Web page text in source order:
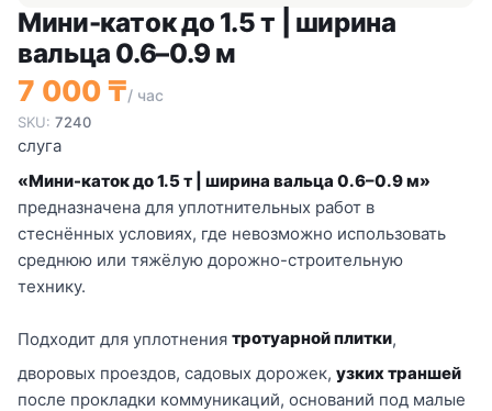
Мини-каток до 1.5 т | ширина
вальца 0.6–0.9 м
7 000 ₸/ час
SKU: 7240
слуга
«Мини-каток до 1.5 т | ширина вальца 0.6–0.9 м»
предназначена для уплотнительных работ в
стеснённых условиях, где невозможно использовать
среднюю или тяжёлую дорожно-строительную
технику.
Подходит для уплотнения тротуарной плитки,
дворовых проездов, садовых дорожек, узких траншей
после прокладки коммуникаций, оснований под малые